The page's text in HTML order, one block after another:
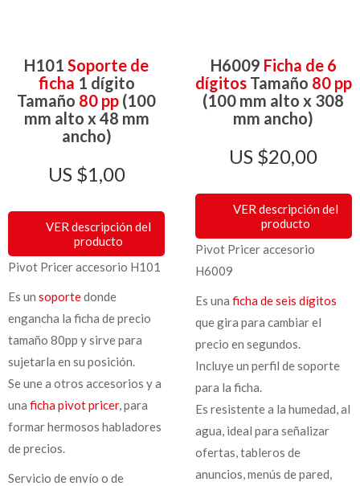
H101Soporte de
ficha 1 dígito
Tamaño 80 pp (100
mm alto x 48 mm
ancho)
$1,00
VER descripción del
producto
Pivot Pricer accesorio H101
Es un soportedonde
engancha la ficha de precio
tamaño 80pp y sirve para
sujetarla en su posición.
Se une a otros accesorios y a
una ficha pivot pricer, para
formar hermosos habladores
de precios.
Servicio de envío o de
H6009 Ficha de 6
dígitosTamaño 80 pp
(100 mm alto x 308
mm ancho)
$20,00
VER descripción del
producto
Pivot Pricer accesorio
H6009
Es una ficha de seis dígitos
que gira para cambiar el
precio en segundos.
Incluye un perfil de soporte
para la ficha.
Es resistente a la humedad, al
agua, ideal para señalizar
ofertas, tableros de
anuncios, menús de pared,